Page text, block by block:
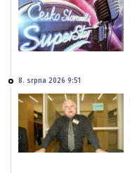
8. srpna 2026 9:51